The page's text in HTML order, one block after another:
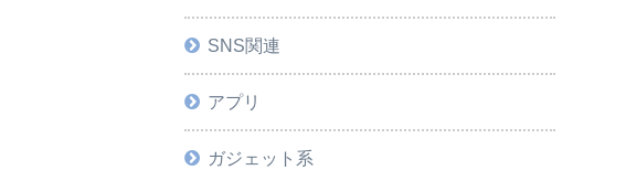
SNS関連
アプリ
ガジェット系